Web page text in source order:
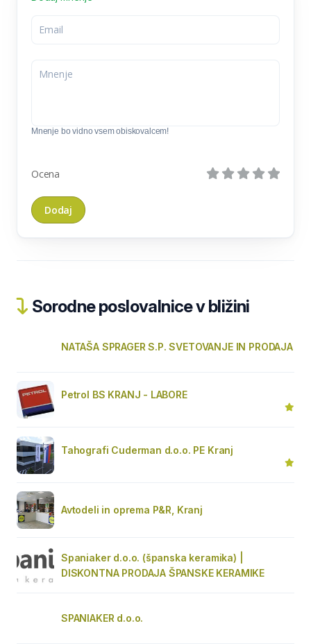
Mnenje bo vidno vsem obiskovalcem!
Ocena
Sorodne poslovalnice v bližini
NATAŠA SPRAGER S.P. SVETOVANJE IN PRODAJA
Petrol BS KRANJ - LABORE
Tahografi Cuderman d.o.o. PE Kranj
Avtodeli in oprema P&R, Kranj
Spaniaker d.o.o. (španska keramika) |
DISKONTNA PRODAJA ŠPANSKE KERAMIKE
SPANIAKER d.o.o.